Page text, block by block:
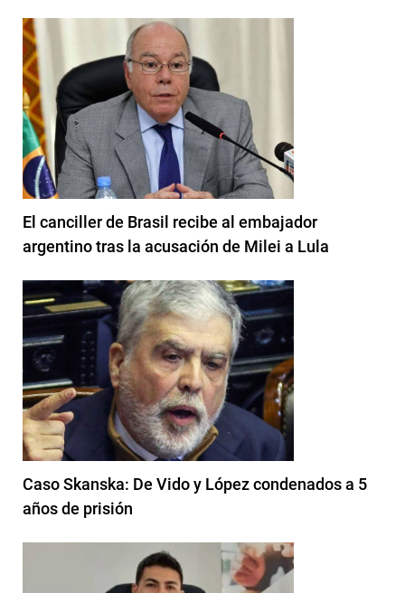
El canciller de Brasil recibe al embajador
argentino tras la acusación de Milei a Lula
Caso Skanska: De Vido y López condenados a 5
años de prisión